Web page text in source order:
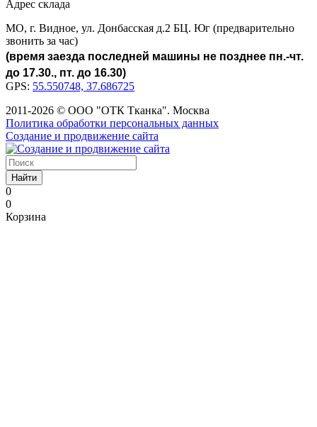
Адрес склада
МО, г. Видное, ул. Донбасская д.2 БЦ. Юг (предварительно
звонить за час)
(время заезда последней машины не позднее пн.-чт.
до 17.30., пт. до 16.30)
GPS: 55.550748, 37.686725
2011-2026 © ООО "ОТК Тканка". Москва
Политика обработки персональных данных
Создание и продвижение сайта
Найти
0
0
Корзина